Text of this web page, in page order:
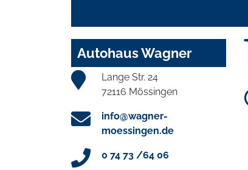
Autohaus Wagner
Lange Str. 24
72116 Mössingen
info@wagner-
moessingen.de
0 74 73 /64 06